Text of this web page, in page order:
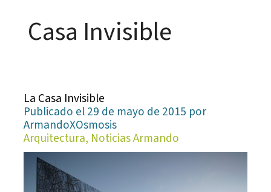
Casa Invisible
La Casa Invisible
Publicado el 29 de mayo de 2015 por
ArmandoXOsmosis
Arquitectura, Noticias Armando